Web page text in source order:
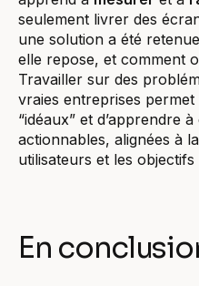
seulement livrer des
une solution a été
elle repose, et comment
Travailler sur des
vraies entreprises
“idéaux” et d’apprendre
actionnables, alignées à
utilisateurs et les objectifs
En